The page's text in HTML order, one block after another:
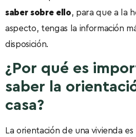
saber sobre ello, para que a la
aspecto, tengas la información
disposición.
¿Por qué es
saber la
casa?
La orientación de una vivienda